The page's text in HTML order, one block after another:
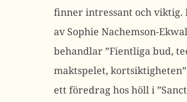
finner intressant och viktig.
av Sophie Nachemson-
behandlar ”Fientliga bud,
maktspelet,
ett föredrag hos höll i